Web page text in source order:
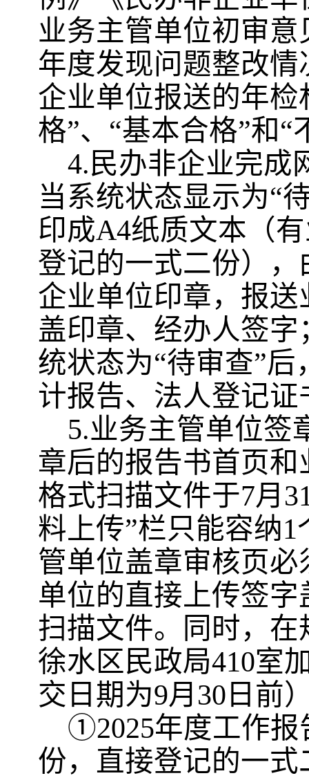
业务主管单位初审
年度发现问题整改
企业单位报送的年检
格”、“基本合格”和“
4.民办非企业完成
当系统状态显示为“
印成A4纸质文本 （
登记的一式二份）
，
企业单位印章，报送
盖印章、经办人签字
统状态为“待审查”
计报告、法人登记
5.业务主管单位签
章后的报告书首页和
格式扫描文件于7月 3
料上传”栏只能容纳
管单位盖章审核页
单位的直接上传签字
扫描文件。
同时，
徐水区民政局410室
交日期为9月 30 日 前
①2025年度工作报
份，直接登记的一式